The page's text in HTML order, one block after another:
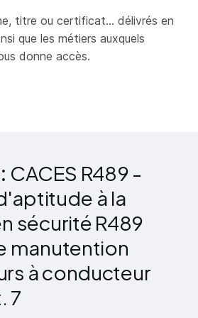
du 1er niveau
de physique
de manutention
l'utilisation des chariots de
documents
de l'état du chariot et de
de préhension de charges,
titre ou certificat... délivrés en
que les métiers auxquels
donne accès.
CACES R489 -
à la
sécurité R489
manutention
à conducteur
7